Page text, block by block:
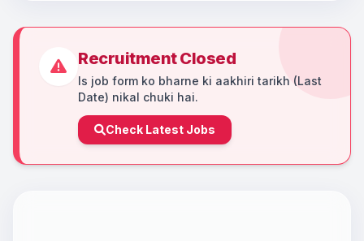
Recruitment Closed
Is job form ko bharne ki aakhiri tarikh (Last
Date) nikal chuki hai.
Check Latest Jobs